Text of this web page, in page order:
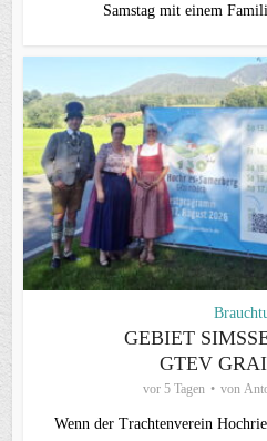
Samstag mit einem
GEBIET
GTEV
vor 5 Tagen von
Wenn der Trachtenverein